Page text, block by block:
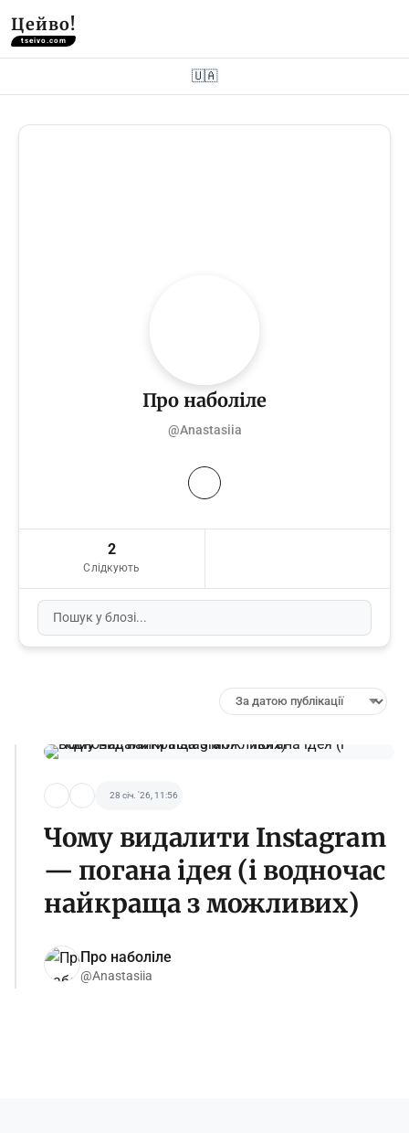
Цейво!
tseivo.com
🇺🇦
Про наболіле
@Anastasiia
2
Слідкують
28 січ. '26, 11:56
Чому видалити Instagram
— погана ідея (і водночас
найкраща з можливих)
Про наболіле
@Anastasiia